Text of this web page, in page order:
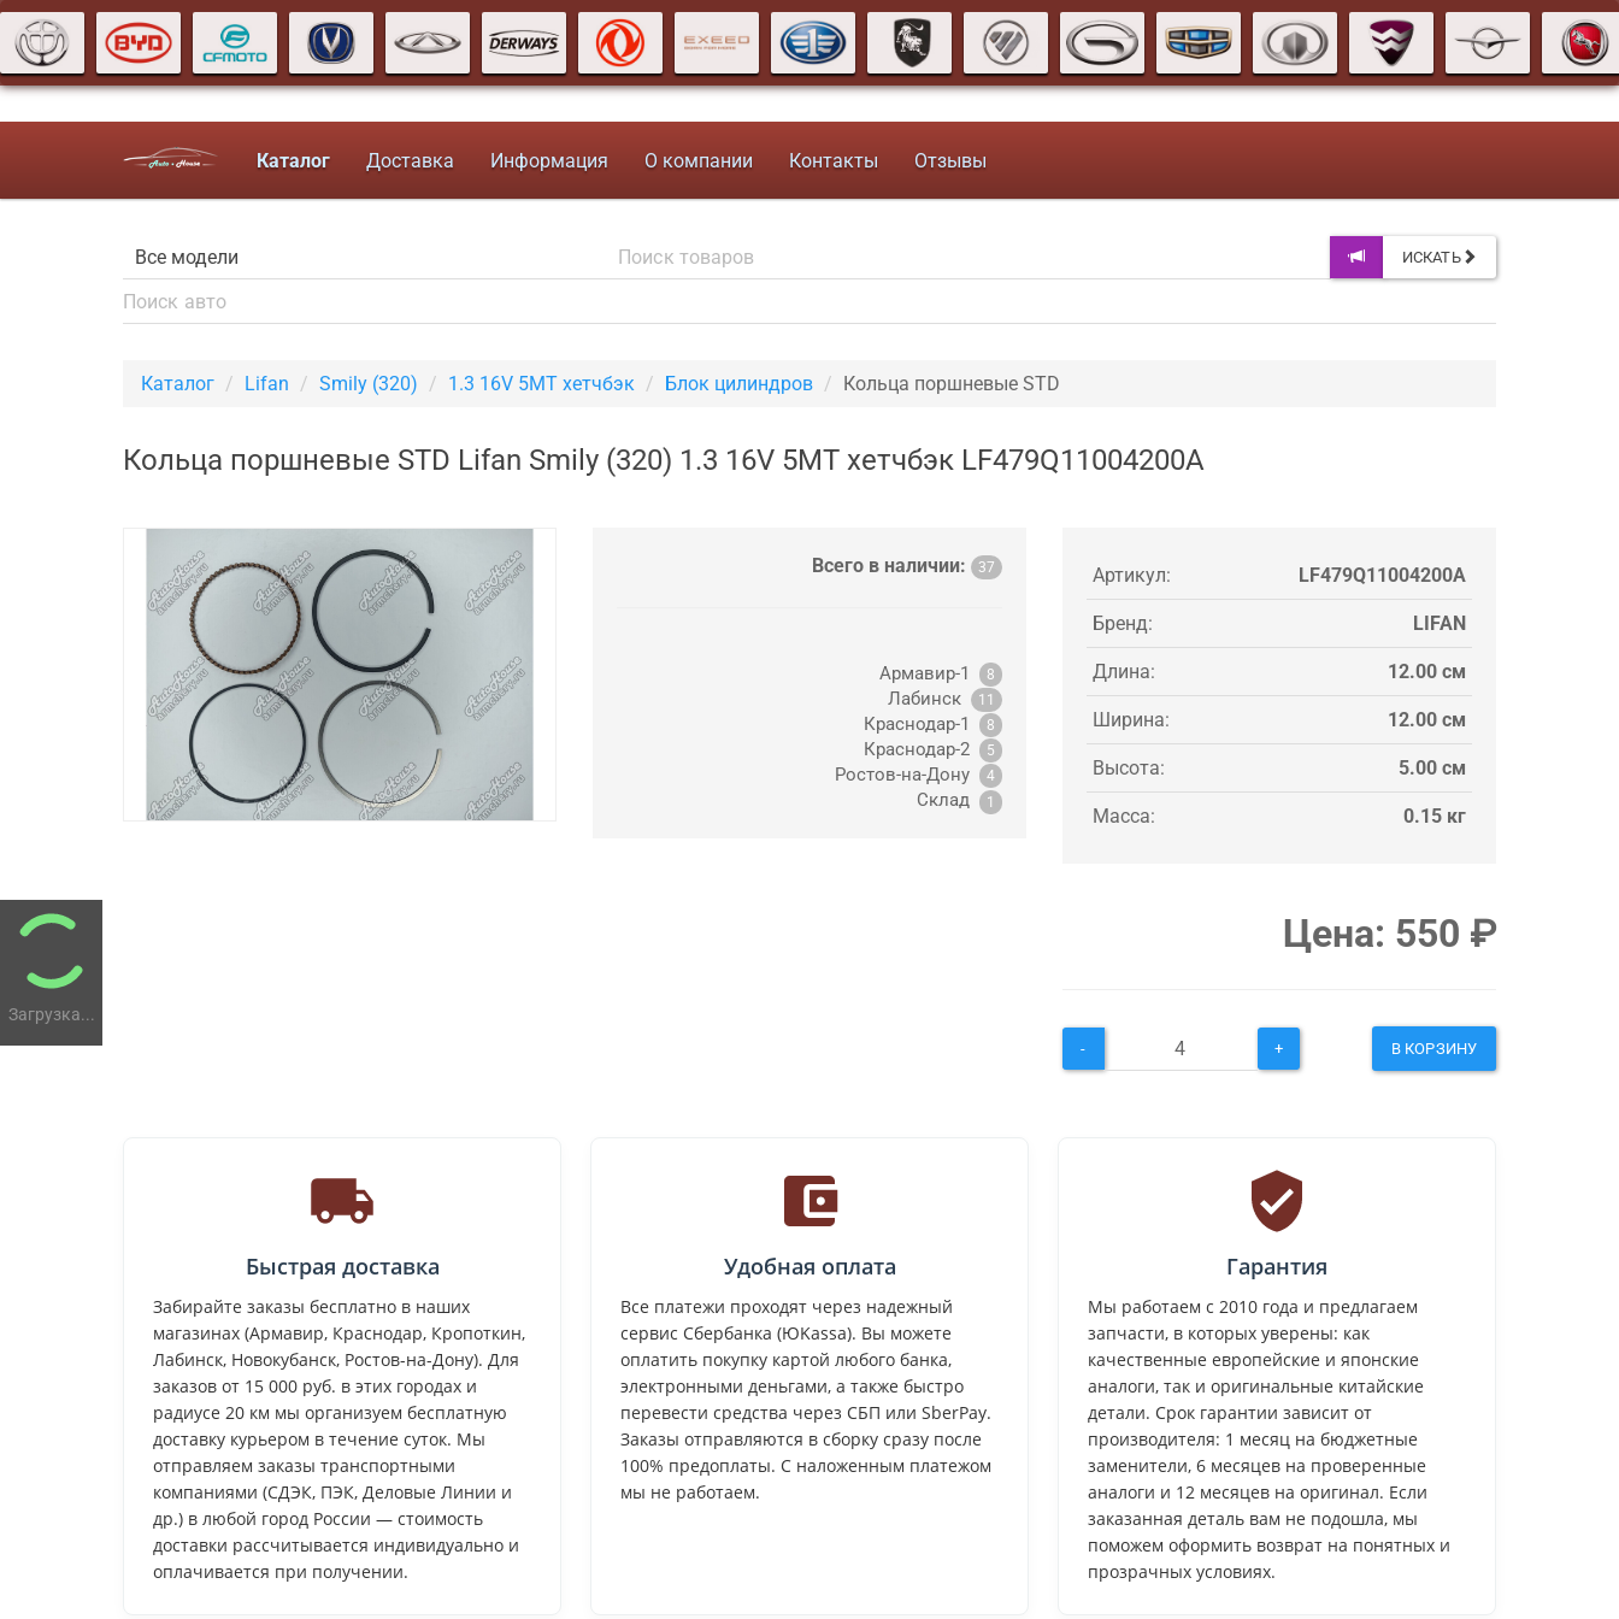
Загрузка...
Каталог Доставка Информация О компании Контакты Отзывы
ИСКАТЬ
Каталог Lifan Smily (320) 1.3 16V 5MT хетчбэк Блок цилиндров Кольца поршневые STD
Кольца поршневые STD Lifan Smily (320) 1.3 16V 5MT хетчбэк LF479Q11004200A
Всего в наличии: 37
Армавир-1 8
Лабинск 11
Краснодар-1 8
Краснодар-2 5
Ростов-на-Дону 4
Склад 1
Артикул: LF479Q11004200A
Бренд: LIFAN
Длина: 12.00 см
Ширина: 12.00 см
Высота: 5.00 см
Масса: 0.15 кг
Цена: 550 ₽
- + В КОРЗИНУ
Быстрая доставка
Забирайте заказы бесплатно в наших
магазинах (Армавир, Краснодар, Кропоткин,
Лабинск, Новокубанск, Ростов-на-Дону). Для
заказов от 15 000 руб. в этих городах и
радиусе 20 км мы организуем бесплатную
доставку курьером в течение суток. Мы
отправляем заказы транспортными
компаниями (СДЭК, ПЭК, Деловые Линии и
др.) в любой город России — стоимость
доставки рассчитывается индивидуально и
оплачивается при получении.
Удобная оплата
Все платежи проходят через надежный
сервис Сбербанка (ЮKassa). Вы можете
оплатить покупку картой любого банка,
электронными деньгами, а также быстро
перевести средства через СБП или SberPay.
Заказы отправляются в сборку сразу после
100% предоплаты. С наложенным платежом
мы не работаем.
Гарантия
Мы работаем с 2010 года и предлагаем
запчасти, в которых уверены: как
качественные европейские и японские
аналоги, так и оригинальные китайские
детали. Срок гарантии зависит от
производителя: 1 месяц на бюджетные
заменители, 6 месяцев на проверенные
аналоги и 12 месяцев на оригинал. Если
заказанная деталь вам не подошла, мы
поможем оформить возврат на понятных и
прозрачных условиях.